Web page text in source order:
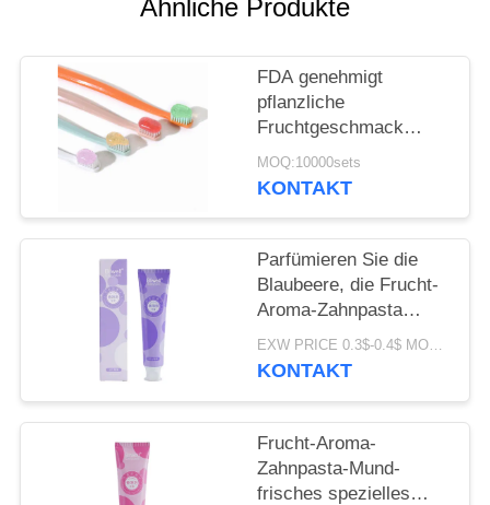
SEITENVERZEICHNIS
DATENSCHUTZ-
BESTIMMUNGEN
Ähnliche Produkte
FDA genehmigt
pflanzliche
Fruchtgeschmack
Zahnbleiche Zahnpasta
für alle Altersgruppen
MOQ:10000sets
KONTAKT
Parfümieren Sie die
Blaubeere, die Frucht-
Aroma-Zahnpasta
Freshing-Atem 100G
weiß wird
EXW PRICE 0.3$-0.4$ MOQ:500pcs-30000pcs
KONTAKT
Frucht-Aroma-
Zahnpasta-Mund-
frisches spezielles